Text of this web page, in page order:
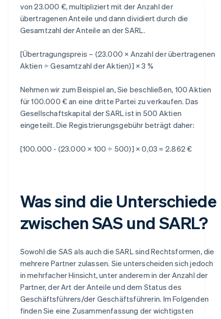
von 23.000 €, multipliziert mit der Anzahl der
übertragenen Anteile und dann dividiert durch die
Gesamtzahl der Anteile an der SARL.
[Übertragungspreis – (23.000 × Anzahl der übertragenen
Aktien ÷ Gesamtzahl der Aktien)] × 3 %
Nehmen wir zum Beispiel an, Sie beschließen, 100 Aktien
für 100.000 € an eine dritte Partei zu verkaufen. Das
Gesellschaftskapital der SARL ist in 500 Aktien
eingeteilt. Die Registrierungsgebühr beträgt daher:
[100.000 - (23.000 × 100 ÷ 500)] × 0,03 = 2.862 €
Was sind die Unterschiede
zwischen SAS und SARL?
Sowohl die SAS als auch die SARL sind Rechtsformen, die
mehrere Partner zulassen. Sie unterscheiden sich jedoch
in mehrfacher Hinsicht, unter anderem in der Anzahl der
Partner, der Art der Anteile und dem Status des
Geschäftsführers/der Geschäftsführerin. Im Folgenden
finden Sie eine Zusammenfassung der wichtigsten